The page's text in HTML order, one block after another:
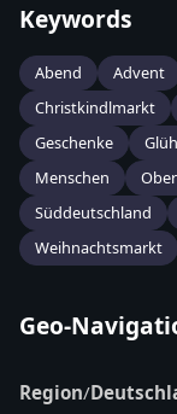
Keywords
Abend Advent
Christkindlmarkt
Geschenke
Menschen
Süddeutschland
Weihnachtsmarkt
Geo-
Region/